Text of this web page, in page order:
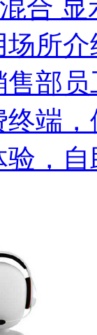
合 显
场所介
部员
端，
，自